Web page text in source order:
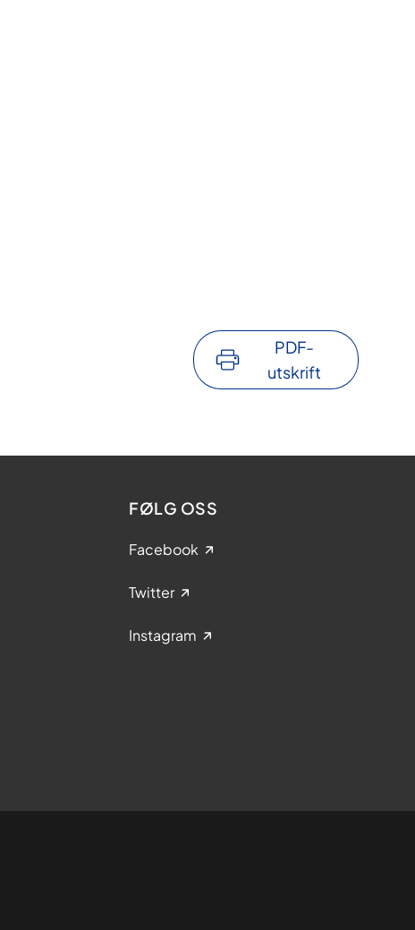
PDF-
utskrift
FØLG OSS
Facebook
Twitter
Instagram